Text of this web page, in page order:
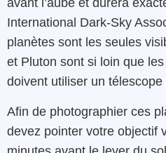
avant l’aube et durera
International Dark-Sky
planètes sont les seules
et Pluton sont si loin que
doivent utiliser un télescope
Afin de photographier ces
devez pointer votre objectif